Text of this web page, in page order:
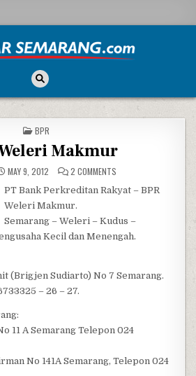
POSTED IN
BPR
Makmur
MAY 9, 2012 2 COMMENTS
PT Bank Perkreditan Rakyat – BPR
Weleri Makmur.
Semarang – Weleri – Kudus –
Kecil dan Menengah.
(Brigjen Sudiarto) No 7 Semarang.
– 26 – 27.
11 A Semarang Telepon 024
No 141A Semarang, Telepon 024